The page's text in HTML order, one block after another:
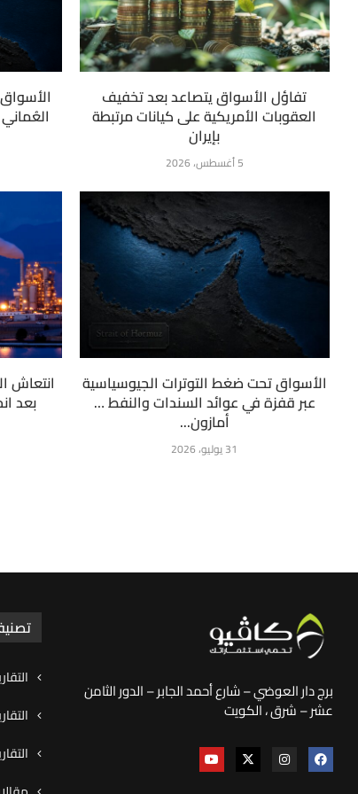
تفاؤل الأسواق يتصاعد بعد تخفيف
العقوبات الأمريكية على كيانات مرتبطة
بإيران
5 أغسطس، 2026
انتعاش
بعد
الأسواق تحت ضغط التوترات الجيوسياسية
عبر قفزة في عوائد السندات والنفط …
أمازون...
31 يوليو، 2026
برج دار العوضي – شارع أحمد الجابر – الدور الثامن
عشر – شرق ، الكويت